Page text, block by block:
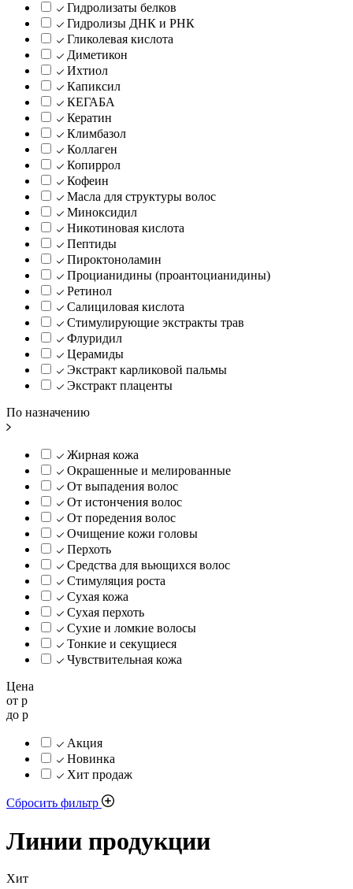
Гидролизаты белков
Гидролизы ДНК и РНК
Гликолевая кислота
Диметикон
Ихтиол
Капиксил
КЕГАБА
Кератин
Климбазол
Коллаген
Копиррол
Кофеин
Масла для структуры волос
Миноксидил
Никотиновая кислота
Пептиды
Пироктоноламин
Процианидины (проантоцианидины)
Ретинол
Салициловая кислота
Стимулирующие экстракты трав
Флуридил
Церамиды
Экстракт карликовой пальмы
Экстракт плаценты
По назначению
Жирная кожа
Окрашенные и мелированные
От выпадения волос
От истончения волос
От поредения волос
Очищение кожи головы
Перхоть
Средства для вьющихся волос
Стимуляция роста
Сухая кожа
Сухая перхоть
Сухие и ломкие волосы
Тонкие и секущиеся
Чувствительная кожа
Цена
от р
до р
Акция
Новинка
Хит продаж
Сбросить фильтр
Линии продукции
Хит